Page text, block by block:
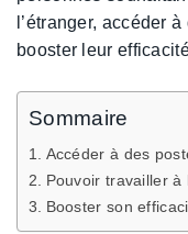
l’étranger, accéder
booster leur
Sommaire
Accéder à des
Pouvoir travailler à
Booster son